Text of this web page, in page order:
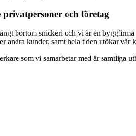
och företag
bortom snickeri och vi är en
andra kunder, samt hela tiden utökar vår
som vi samarbetar med är samtliga